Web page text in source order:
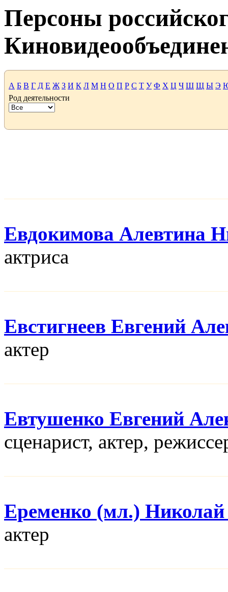
Персоны
А Б В Г Д Е Ж З И К Л М Н О П Р С Т У Ф Х Ц Ч Ш Щ Ы Э
Род деятельности
Евдокимова Алевтина
актриса
Евстигнеев Евгений
актер
Евтушенко Евгений
сценарист, актер,
Еременко (мл.)
актер